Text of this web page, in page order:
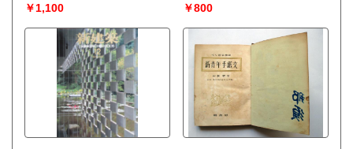
￥1,100
￥800